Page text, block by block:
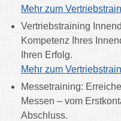
Mehr zum
Vertriebstraining
Kompetenz Ihres
Ihren Erfolg.
Mehr zum
Messetraining:
Messen – vom
Abschluss.